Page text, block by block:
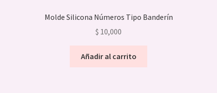
Molde Silicona Números Tipo Banderín
$ 10,000
Añadir al carrito